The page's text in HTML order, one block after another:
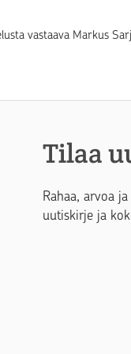
vastaava Markus
Tilaa
Rahaa, arvoa
uutiskirje ja